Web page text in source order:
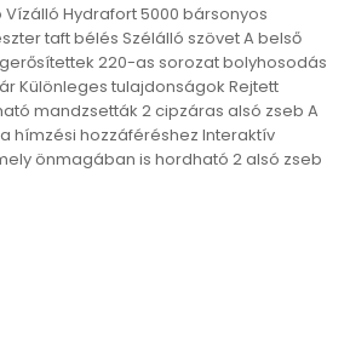
Hydrafort 5000 bársonyos
taft bélés Szélálló szövet A belső
220-as sorozat bolyhosodás
Különleges tulajdonságok Rejtett
mandzsetták 2 cipzáras alsó zseb A
hímzési hozzáféréshez Interaktív
önmagában is hordható 2 alsó zseb